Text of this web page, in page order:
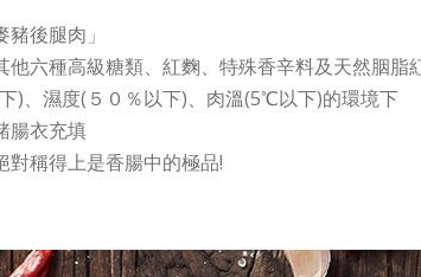
豬後腿肉 」
他六種高級糖類、紅麴、特殊香辛料及天然胭脂
)、濕度(５０％以下)、肉溫(5℃以下)的環境下
腸衣充填
對稱得上是香腸中的極品!